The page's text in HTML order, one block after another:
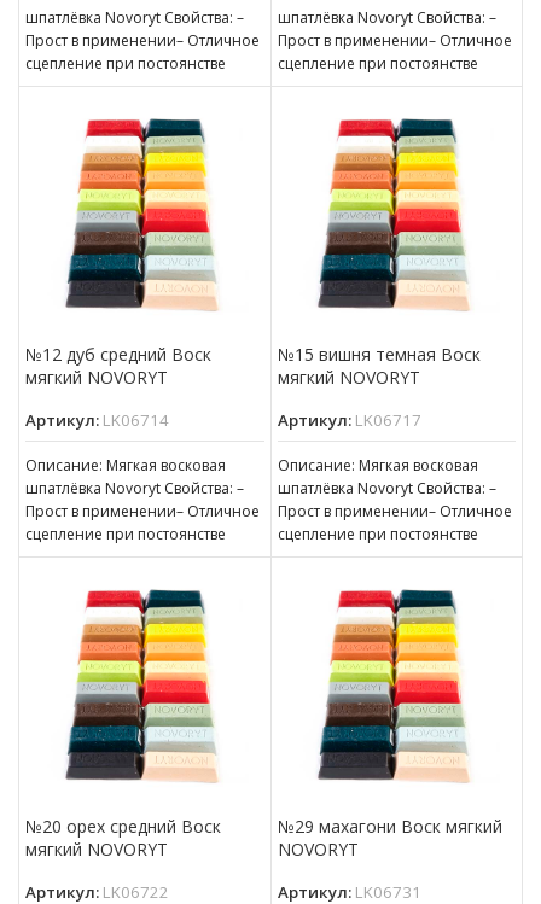
шпатлёвка Novoryt Свойства: –
Прост в применении– Отличное
сцепление при постоянстве
консистенции– Готов к
шпатлёвка Novoryt Свойства: –
Прост в применении– Отличное
сцепление при постоянстве
консистенции– Готов к
№12 дуб средний Воск
мягкий NOVORYT
Артикул: LK06714
Описание: Мягкая восковая
шпатлёвка Novoryt Свойства: –
Прост в применении– Отличное
сцепление при постоянстве
консистенции– Готов к
№15 вишня темная Воск
мягкий NOVORYT
Артикул: LK06717
Описание: Мягкая восковая
шпатлёвка Novoryt Свойства: –
Прост в применении– Отличное
сцепление при постоянстве
консистенции– Готов к
№20 орех средний Воск
мягкий NOVORYT
Артикул: LK06722
№29 махагони Воск мягкий
NOVORYT
Артикул: LK06731